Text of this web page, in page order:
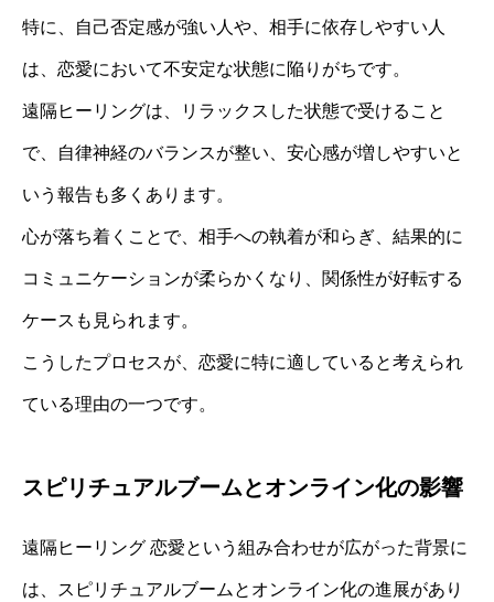
特に、自己否定感が強い人や、相手に依存しやすい人
は、恋愛において不安定な状態に陥りがちです。
遠隔ヒーリングは、リラックスした状態で受けること
で、自律神経のバランスが整い、安心感が増しやすいと
いう報告も多くあります。
心が落ち着くことで、相手への執着が和らぎ、結果的に
コミュニケーションが柔らかくなり、関係性が好転する
ケースも見られます。
こうしたプロセスが、恋愛に特に適していると考えられ
ている理由の一つです。
スピリチュアルブームとオンライン化の影響
遠隔ヒーリング 恋愛という組み合わせが広がった背景に
は、スピリチュアルブームとオンライン化の進展があり